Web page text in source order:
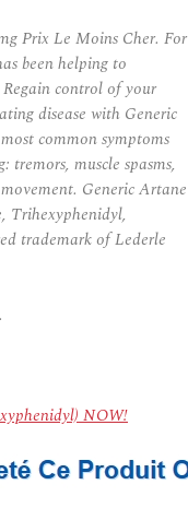
Prix Le Moins Cher. For
been helping to
Regain control of your
disease with Generic
common symptoms
tremors, muscle spasms,
Generic Artane
Trihexyphenidyl,
trademark of Lederle
NOW!